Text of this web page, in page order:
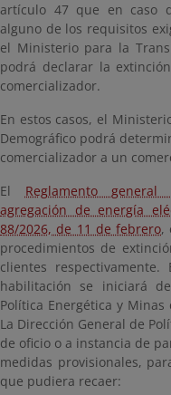
artículo 47 que en caso
alguno de los requisitos
el Ministerio para la
podrá declarar la
comercializador.
En estos casos, el
Demográfico podrá
comercializador a un
El Reglamento
agregación de energía
88/2026, de 11 de febrero,
procedimientos de
clientes
habilitación se iniciará
Política Energética y
La Dirección General de
de oficio o a instancia de
medidas provisionales,
que pudiera recaer: